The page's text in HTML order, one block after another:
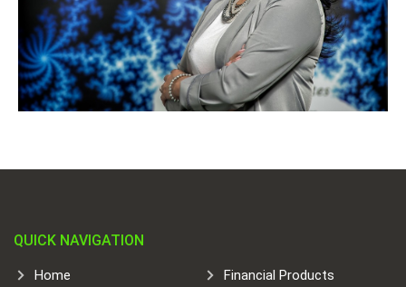
QUICK NAVIGATION
Home
Financial Products